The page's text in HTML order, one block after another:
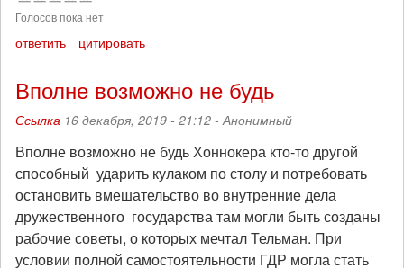
Голосов пока нет
ответить цитировать
Вполне возможно не будь
Ссылка 16 декабря, 2019 - 21:12 -Анонимный
Вполне возможно не будь Хоннокера кто-то другой
способный ударить кулаком по столу и потребовать
остановить вмешательство во внутренние дела
дружественного государства там могли быть созданы
рабочие советы, о которых мечтал Тельман. При
условии полной самостоятельности ГДР могла стать